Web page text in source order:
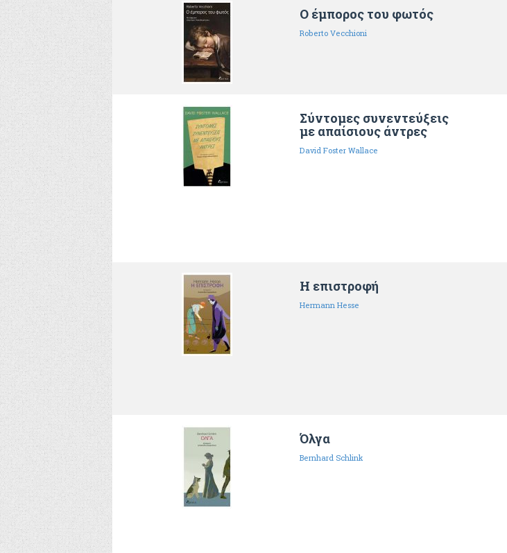
Ο έμπορος του φωτός
Roberto Vecchioni
Σύντομες συνεντεύξεις
με απαίσιους άντρες
David Foster Wallace
Η επιστροφή
Hermann Hesse
Όλγα
Βernhard Schlink